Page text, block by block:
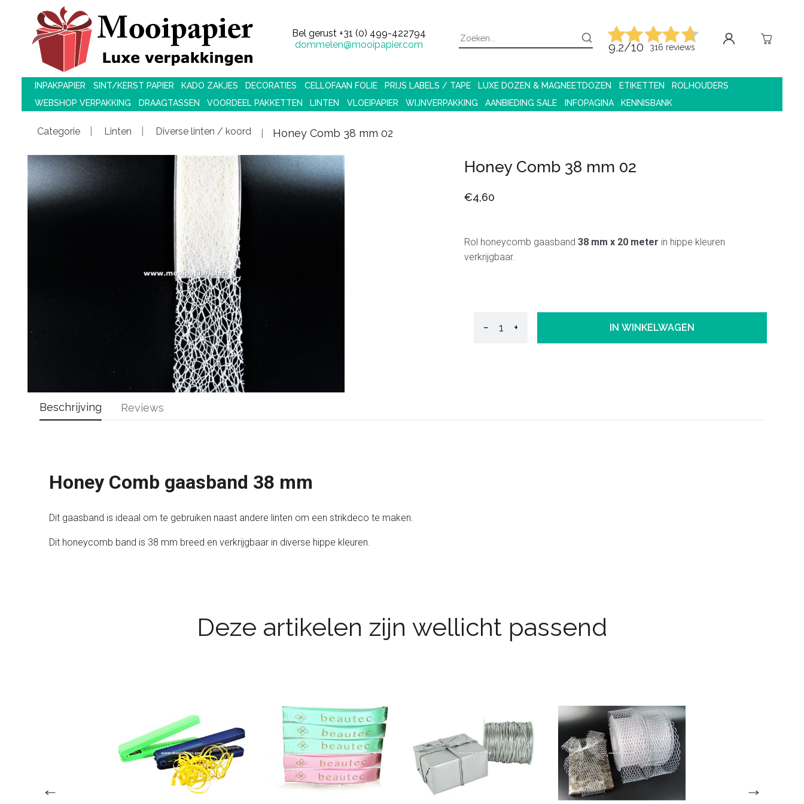
Bel gerust +31 (0) 499-422794
dommelen@mooipapier.com
9.2/10 316 reviews
INPAKPAPIER SINT/KERST PAPIER KADO ZAKJES DECORATIES CELLOFAAN FOLIE PRIJS LABELS / TAPE LUXE DOZEN & MAGNEETDOZEN ETIKETTEN
ROLHOUDERS
WEBSHOP VERPAKKING
DRAAGTASSEN VOORDEEL PAKKETTEN LINTEN VLOEIPAPIER WIJNVERPAKKING AANBIEDING SALE INFOPAGINA KENNISBANK
Categorie Linten Diverse linten / koord Honey Comb 38 mm 02
Honey Comb 38 mm 02
€4,60
Rol honeycomb gaasband 38 mm x 20 meter in hippe kleuren
verkrijgbaar.
− + IN WINKELWAGEN
Beschrijving
Honey Comb gaasband 38 mm
Dit gaasband is ideaal om te gebruiken naast andere linten om een strikdeco te maken.
Dit honeycomb band is 38 mm breed en verkrijgbaar in diverse hippe kleuren.
Reviews
Deze artikelen zijn wellicht passend